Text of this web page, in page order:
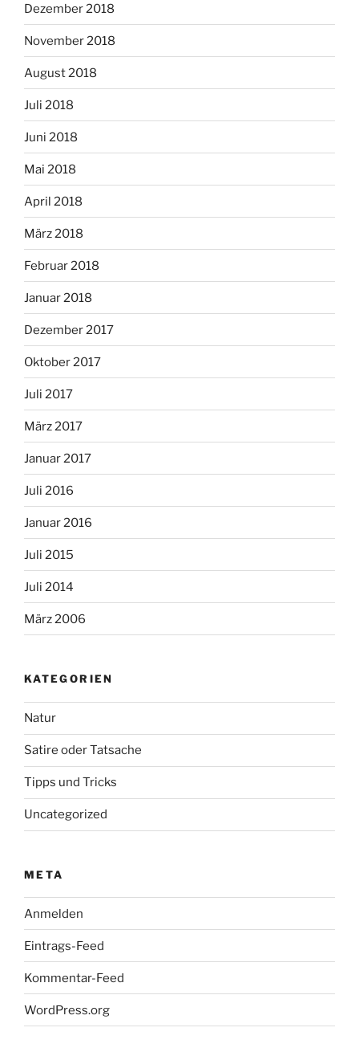
Dezember 2018
November 2018
August 2018
Juli 2018
Juni 2018
Mai 2018
April 2018
März 2018
Februar 2018
Januar 2018
Dezember 2017
Oktober 2017
Juli 2017
März 2017
Januar 2017
Juli 2016
Januar 2016
Juli 2015
Juli 2014
März 2006
KATEGORIEN
Natur
Satire oder Tatsache
Tipps und Tricks
Uncategorized
META
Anmelden
Eintrags-Feed
Kommentar-Feed
WordPress.org